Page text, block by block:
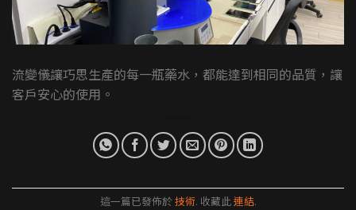
流變儀讓巧思生產的每一瓶藥水，都能達到相同的品質，讓
客戶安心的使用。
這一篇已發佈於 技術. 收藏此連結.